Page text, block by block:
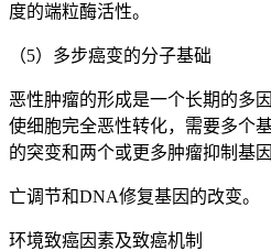
度的端粒酶活性。
（5）多步癌变的分子基础
恶性肿瘤的形成是一个长期的多
使细胞完全恶性转化，需要多个
的突变和两个或更多肿瘤抑制基
亡调节和DNA修复基因的改变。
环境致癌因素及致癌机制